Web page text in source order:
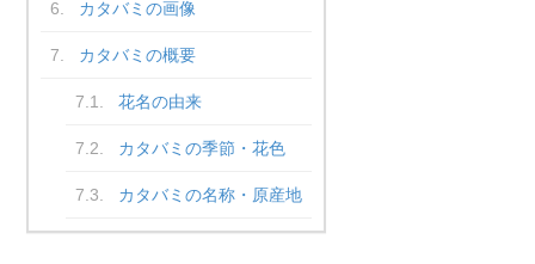
カタバミの画像
カタバミの概要
花名の由来
カタバミの季節・花色
カタバミの名称・原産地